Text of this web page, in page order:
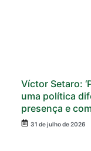
Víctor Setaro:
uma política
presença e
31 de julho de 2026